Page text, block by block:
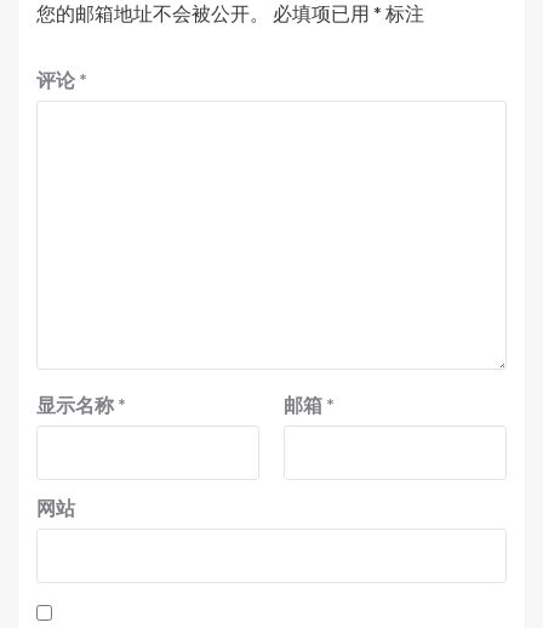
您的邮箱地址不会被公开。 必填项已用 * 标注
评论 *
显示名称 * 邮箱 *
网站